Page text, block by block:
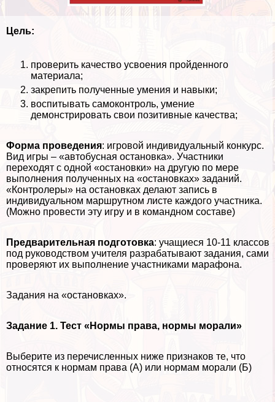
Цель:
проверить качество усвоения пройденного
материала;
закрепить полученные умения и навыки;
воспитывать самоконтроль, умение
демонстрировать свои позитивные качества;
Форма проведения: игровой индивидуальный конкурс.
Вид игры – «автобусная остановка». Участники
переходят с одной «остановки» на другую по мере
выполнения полученных на «остановках» заданий.
«Контролеры» на остановках делают запись в
индивидуальном маршрутном листе каждого участника.
(Можно провести эту игру и в комaндном составе)
Предварительная подготовка: учащиеся 10-11 классов
под руководством учителя разpaбатывают задания, сами
проверяют их выполнение участниками марафона.
Задания на «остановках».
Задание 1. Тест «Нормы права, нормы морали»
Выберите из перечисленных ниже признаков те, что
относятся к нормам права (А) или нормам морали (Б)